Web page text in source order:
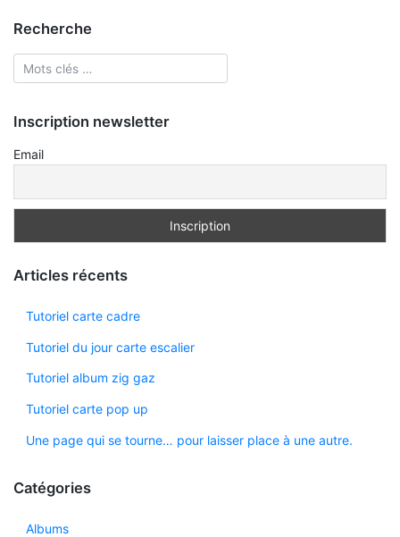
Recherche
Inscription newsletter
Email
Articles récents
Tutoriel carte cadre
Tutoriel du jour carte escalier
Tutoriel album zig gaz
Tutoriel carte pop up
Une page qui se tourne… pour laisser place à une autre.
Catégories
Albums